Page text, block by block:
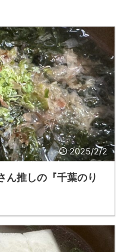
2025/2/2
ん推しの『千葉のり